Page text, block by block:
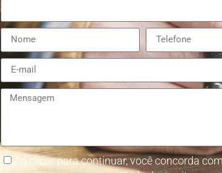
Ao clicar para continuar, você concorda